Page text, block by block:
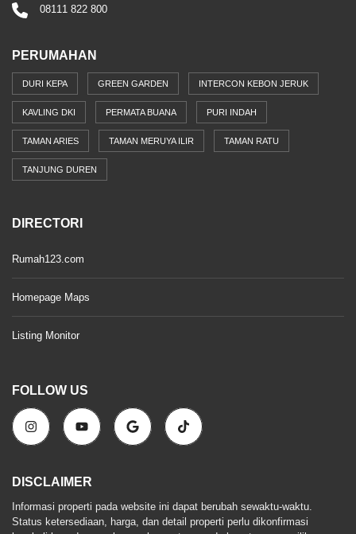
08111 822 800
PERUMAHAN
DURI KEPA GREEN GARDEN INTERCON KEBON JERUK
KAVLING DKI PERMATA BUANA PURI INDAH
TAMAN ARIES TAMAN MERUYA ILIR TAMAN RATU
TANJUNG DUREN
DIRECTORI
Rumah123.com
Homepage Maps
Listing Monitor
FOLLOW US
DISCLAIMER
Informasi properti pada website ini dapat berubah sewaktu-waktu.
Status ketersediaan, harga, dan detail properti perlu dikonfirmasi